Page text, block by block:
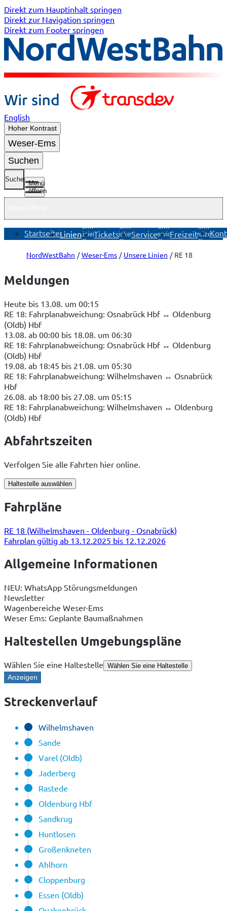
Direkt zum Hauptinhalt springen
Direkt zur Navigation springen
Direkt zum Footer springen
English
Hoher Kontrast
Weser-Ems
Suchen
Suche
Menü
öffnen
StartseiteLinien
Untermenü
Linien
öffnen
Tickets
Untermenü
Tickets
öffnen
Service
Untermenü
Service
öffnen
Freizeit
Untermenü
Freizeit
öffnen
NordWestBahn Weser-Ems Unsere Linien RE 18
Meldungen
Heute bis 13.08. um 00:15
RE 18: Fahrplanabweichung: Osnabrück Hbf ↔ Oldenburg
(Oldb) Hbf
13.08. ab 00:00 bis 18.08. um 06:30
RE 18: Fahrplanabweichung: Osnabrück Hbf ↔ Oldenburg
(Oldb) Hbf
19.08. ab 18:45 bis 21.08. um 05:30
RE 18: Fahrplanabweichung: Wilhelmshaven ↔ Osnabrück
Hbf
26.08. ab 18:00 bis 27.08. um 05:15
RE 18: Fahrplanabweichung: Wilhelmshaven ↔ Oldenburg
(Oldb) Hbf
Abfahrtszeiten
Verfolgen Sie alle Fahrten hier online.
Haltestelle auswählen
Fahrpläne
RE 18 (Wilhelmshaven - Oldenburg - Osnabrück)
Fahrplan gültig ab 13.12.2025 bis 12.12.2026
Allgemeine Informationen
NEU: WhatsApp Störungsmeldungen
Newsletter
Wagenbereiche Weser-Ems
Weser Ems: Geplante Baumaßnahmen
Haltestellen Umgebungspläne
Wählen Sie eine Haltestelle Wählen Sie eine Haltestelle
Anzeigen
Streckenverlauf
Wilhelmshaven
Sande
Varel (Oldb)
Jaderberg
Rastede
Oldenburg Hbf
Sandkrug
Huntlosen
Großenkneten
Ahlhorn
Cloppenburg
Essen (Oldb)